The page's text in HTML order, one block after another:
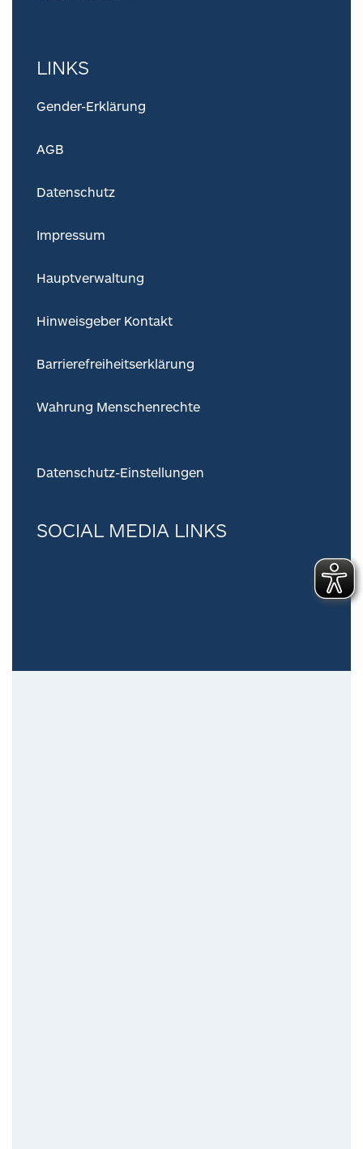
LINKS
Gender-Erklärung
AGB
Datenschutz
Impressum
Hauptverwaltung
Hinweisgeber Kontakt
Barrierefreiheitserklärung
Wahrung Menschenrechte
Datenschutz-Einstellungen
SOCIAL MEDIA LINKS